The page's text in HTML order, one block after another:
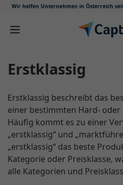
Wir helfen Unternehmen in Österreich
Zum Inhalt springen
Erstklassig
Erstklassig beschreibt das
einer bestimmten Hard-
Häufig kommt es zu einer
„erstklassig“ und
„erstklassig“ das beste
Kategorie oder Preisklasse,
alle Kategorien und